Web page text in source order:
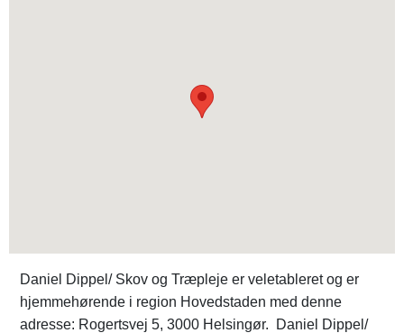
Daniel Dippel/ Skov og Træpleje er veletableret og er
hjemmehørende i region Hovedstaden med denne
adresse: Rogertsvej 5, 3000 Helsingør. Daniel Dippel/